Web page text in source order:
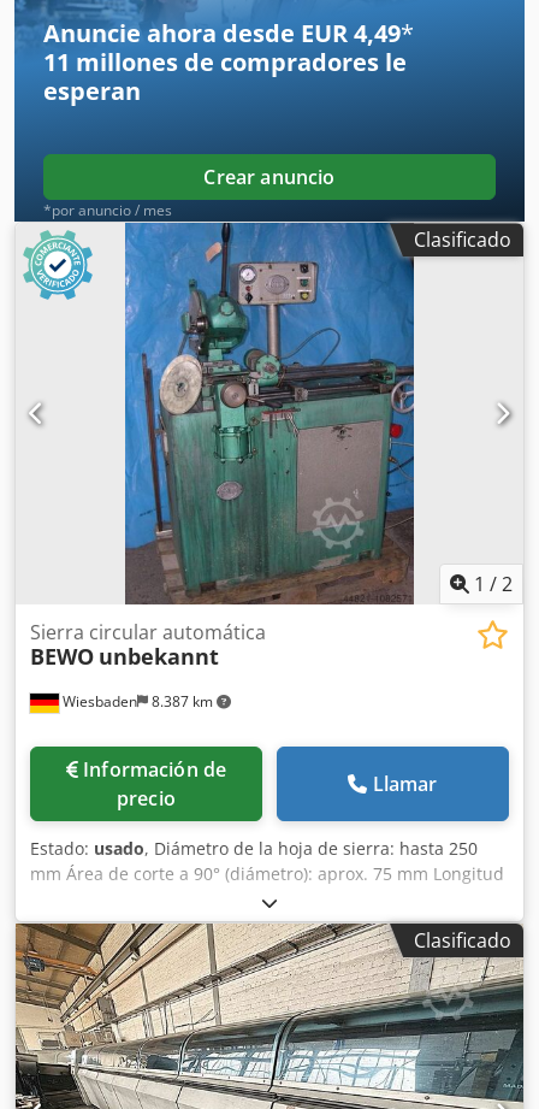
Anuncie ahora desde EUR 4,49*
11 millones de compradores le
esperan
Crear anuncio
*por anuncio / mes
Clasificado
1 /2
Wiesbaden 8.387 km
Sierra circular automática
BEWO unbekannt
Información de
precio
Llamar
Estado: usado, Diámetro de la hoja de sierra: hasta 250
mm Área de corte a 90° (diámetro): aprox. 75 mm Longitud
de corte: 500 mm Dodpfx Asbbbhnehkock Conexión
eléctrica: 380 V Potencia del motor de la sierra: 0,75/1,1 kW
Espacio requerido: 1700/2100 x 900 x 1440 mm Peso: 355
kg
Clasificado